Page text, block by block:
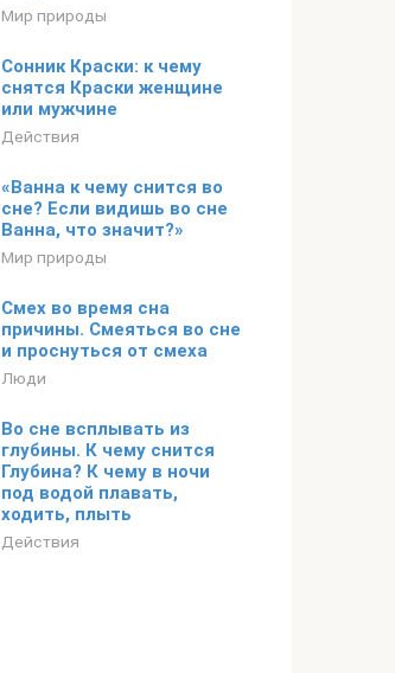
Мир природы
Сонник Краски: к чему
снятся Краски женщине
или мужчине
Действия
«Ванна к чему снится во
сне? Если видишь во сне
Ванна, что значит?»
Мир природы
Смех во время сна
причины. Смеяться во сне
и проснуться от смеха
Люди
Во сне всплывать из
глубины. К чему снится
Глубина? К чему в ночи
под водой плавать,
ходить, плыть
Действия